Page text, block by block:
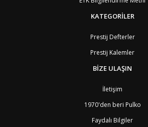
KATEGORİLER
Prestij Defterler
Prestij Kalemler
BİZE ULAŞIN
İletişim
1970'den beri Pulko
Faydalı Bilgiler